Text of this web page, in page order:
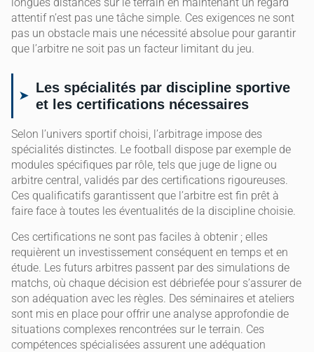
longues distances sur le terrain en maintenant un regard
attentif n’est pas une tâche simple. Ces exigences ne sont
pas un obstacle mais une nécessité absolue pour garantir
que l’arbitre ne soit pas un facteur limitant du jeu.
Les spécialités par discipline sportive
et les certifications nécessaires
Selon l’univers sportif choisi, l’arbitrage impose des
spécialités distinctes. Le football dispose par exemple de
modules spécifiques par rôle, tels que juge de ligne ou
arbitre central, validés par des certifications rigoureuses.
Ces qualificatifs garantissent que l’arbitre est fin prêt à
faire face à toutes les éventualités de la discipline choisie.
Ces certifications ne sont pas faciles à obtenir ; elles
requièrent un investissement conséquent en temps et en
étude. Les futurs arbitres passent par des simulations de
matchs, où chaque décision est débriefée pour s’assurer de
son adéquation avec les règles. Des séminaires et ateliers
sont mis en place pour offrir une analyse approfondie de
situations complexes rencontrées sur le terrain. Ces
compétences spécialisées assurent une adéquation